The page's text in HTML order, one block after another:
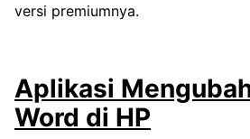
versi premiumnya.
Aplikasi
Word di HP